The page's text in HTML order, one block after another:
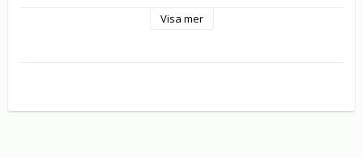
banan i en explosion av riskfyllda och stentuffa tävlingar där
Visa mer